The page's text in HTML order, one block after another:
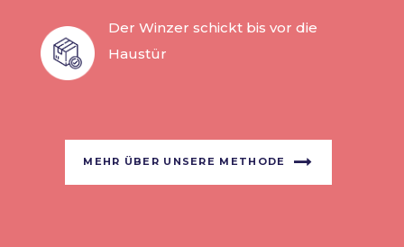
Der Winzer schickt bis vor die
Haustür
MEHR ÜBER UNSERE METHODE